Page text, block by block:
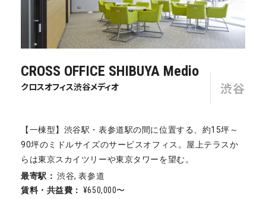
CROSS OFFICE SHIBUYA Medio
クロスオフィス渋谷メディオ 渋谷
【一棟型】渋谷駅・表参道駅の間に位置する、約15坪～
90坪のミドルサイズのサービスオフィス。屋上テラスか
らは東京スカイツリーや東京タワーを望む。
最寄駅： 渋谷, 表参道
賃料・共益費： ¥650,000〜